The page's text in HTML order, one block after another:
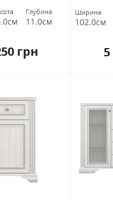
Глубина
11.0см
грн
Ширина
102.0см